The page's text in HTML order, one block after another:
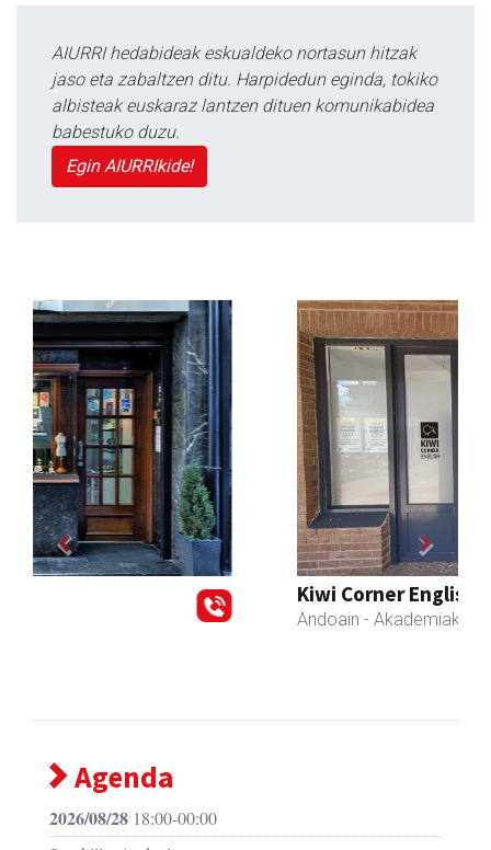
AIURRI hedabideak eskualdeko nortasun hitzak
jaso eta zabaltzen ditu. Harpidedun eginda, tokiko
albisteak euskaraz lantzen dituen komunikabidea
babestuko duzu.
Egin AIURRIkide!
Kiwi Corner English
Previous Next
Agenda
2026/08/28 18:00-00:00